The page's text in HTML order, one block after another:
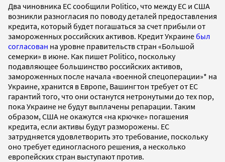
Два чиновника ЕС сообщили Politico, что между ЕС и США
возникли разногласия по поводу деталей предоставления
кредита, который будет погашаться за счет прибыли от
замороженных российских активов. Кредит Украинебыл
согласован на уровне правительств стран «Большой
семерки» в июне. Как пишет Politico, поскольку
подавляющее большинство российских активов,
замороженных после начала «военной спецоперации»* на
Украине, хранится в Европе, Вашингтон требует от ЕС
гарантий того, что они останутся нетронутыми до тех пор,
пока Украине не будут выплачены репарации. Таким
образом, США не окажутся «на крючке» погашения
кредита, если активы будут разморожены. ЕС
затрудняется удовлетворить это требование, поскольку
оно требует единогласного решения, а несколько
европейских стран выступают против.